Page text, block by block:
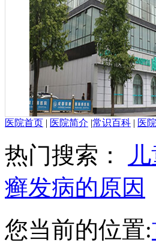
医院首页 | 医院简介 |常识百科 | 医
热门搜索：
癣发病的原因
您当前的位置: